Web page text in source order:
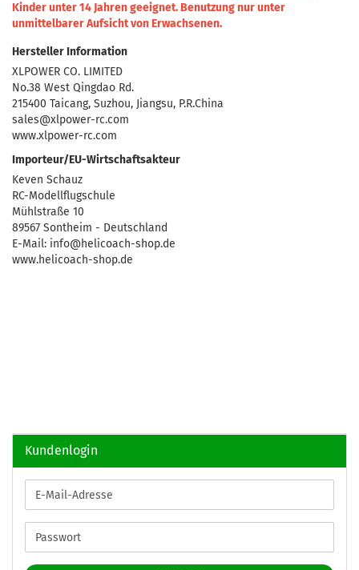
Kinder unter 14 Jahren geeignet. Benutzung nur unter
unmittelbarer Aufsicht von Erwachsenen.
Hersteller Information
XLPOWER CO. LIMITED
No.38 West Qingdao Rd.
215400 Taicang, Suzhou, Jiangsu, P.R.China
sales@xlpower-rc.com
www.xlpower-rc.com
Importeur/EU-Wirtschaftsakteur
Keven Schauz
RC-Modellflugschule
Mühlstraße 10
89567 Sontheim - Deutschland
E-Mail: info@helicoach-shop.de
www.helicoach-shop.de
Kundenlogin
E-
Mail-
Adresse
Passwort